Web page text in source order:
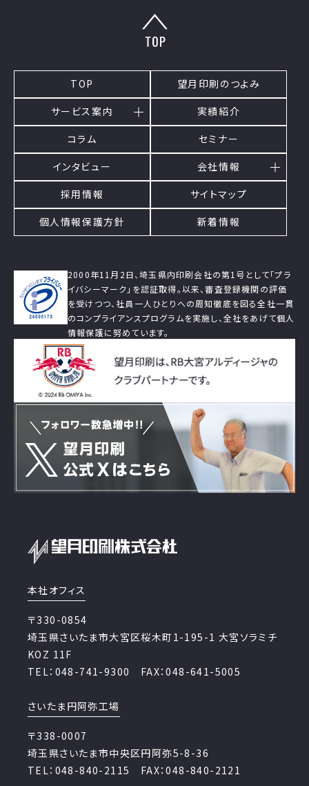
TOP
望月印刷のつよみ
サービス案内
実績紹介
コラム
セミナー
インタビュー
会社情報
採用情報
サイトマップ
個人情報保護方針
新着情報
2000年11月2日、埼玉県内印刷会社の第1号として「プラ
イバシーマーク」を認証取得。以来、審査登録機関の評価
を受けつつ、社員一人ひとりへの周知徹底を図る全社一貫
のコンプライアンスプログラムを実施し、全社をあげて個人
情報保護に努めています。
本社オフィス
〒330-0854
埼玉県さいたま市大宮区桜木町1-195-1 大宮ソラミチ
KOZ 11F
TEL：048-741-9300 FAX：048-641-5005
さいたま円阿弥工場
〒338-0007
埼玉県さいたま市中央区円阿弥5-8-36
TEL：048-840-2115 FAX：048-840-2121